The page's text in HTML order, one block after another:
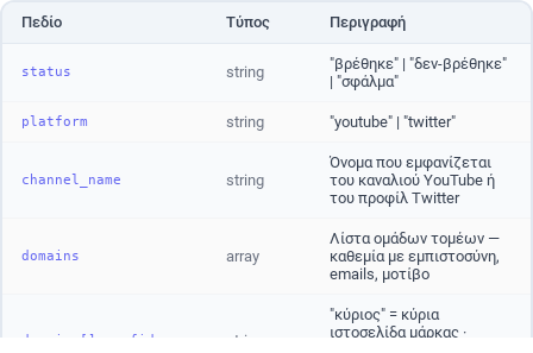
Πεδίο Τύπος Περιγραφή
status string
"βρέθηκε" | "δεν-βρέθηκε"
| "σφάλμα"
platform string "youtube" | "twitter"
channel_name string
Όνομα που εμφανίζεται
του καναλιού YouTube ή
του προφίλ Twitter
domains array
Λίστα ομάδων τομέων —
καθεμία με εμπιστοσύνη,
emails, μοτίβο
domains[].confidence string
"κύριος" = κύρια
ιστοσελίδα μάρκας ·